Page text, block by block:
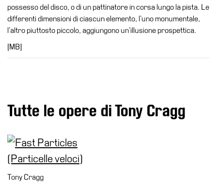
Storia
Sedi
sedi
Manica
Lunga
Villa
Cerruti
Cosmo
Digitale
possesso del disco, o di un pattinatore in corsa lungo la pista. Le
differenti dimensioni di ciascun elemento, l’uno monumentale,
l’altro piuttosto piccolo, aggiungono un’illusione prospettica.
[MB]
Tutte le opere di Tony Cragg
Tony Cragg